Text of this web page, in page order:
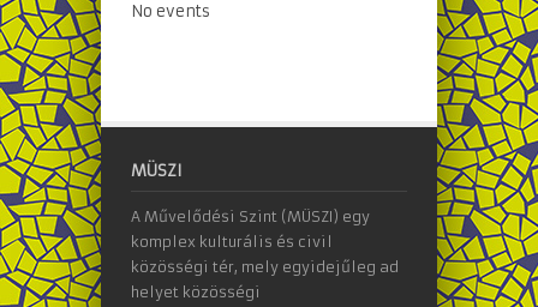
No events
MÜSZI
A Művelődési Szint (MÜSZI) egy
komplex kulturális és civil
közösségi tér, mely egyidejűleg ad
helyet közösségi